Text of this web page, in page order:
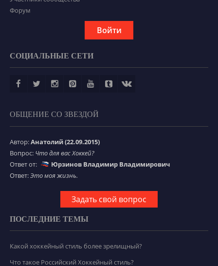
Форум
Войти
СОЦИАЛЬНЫЕ СЕТИ
ОБЩЕНИЕ СО ЗВЕЗДОЙ
Автор:Анатолий (22.09.2015)
Вопрос: Что для вас Хоккей?
Ответ от:
Юрзинов Владимир Владимирович
Ответ:Это моя жизнь.
Задать свой вопрос
ПОСЛЕДНИЕ ТЕМЫ
Какой хоккейный стиль более зрелищный?
Что такое Российский Хоккейный стиль?